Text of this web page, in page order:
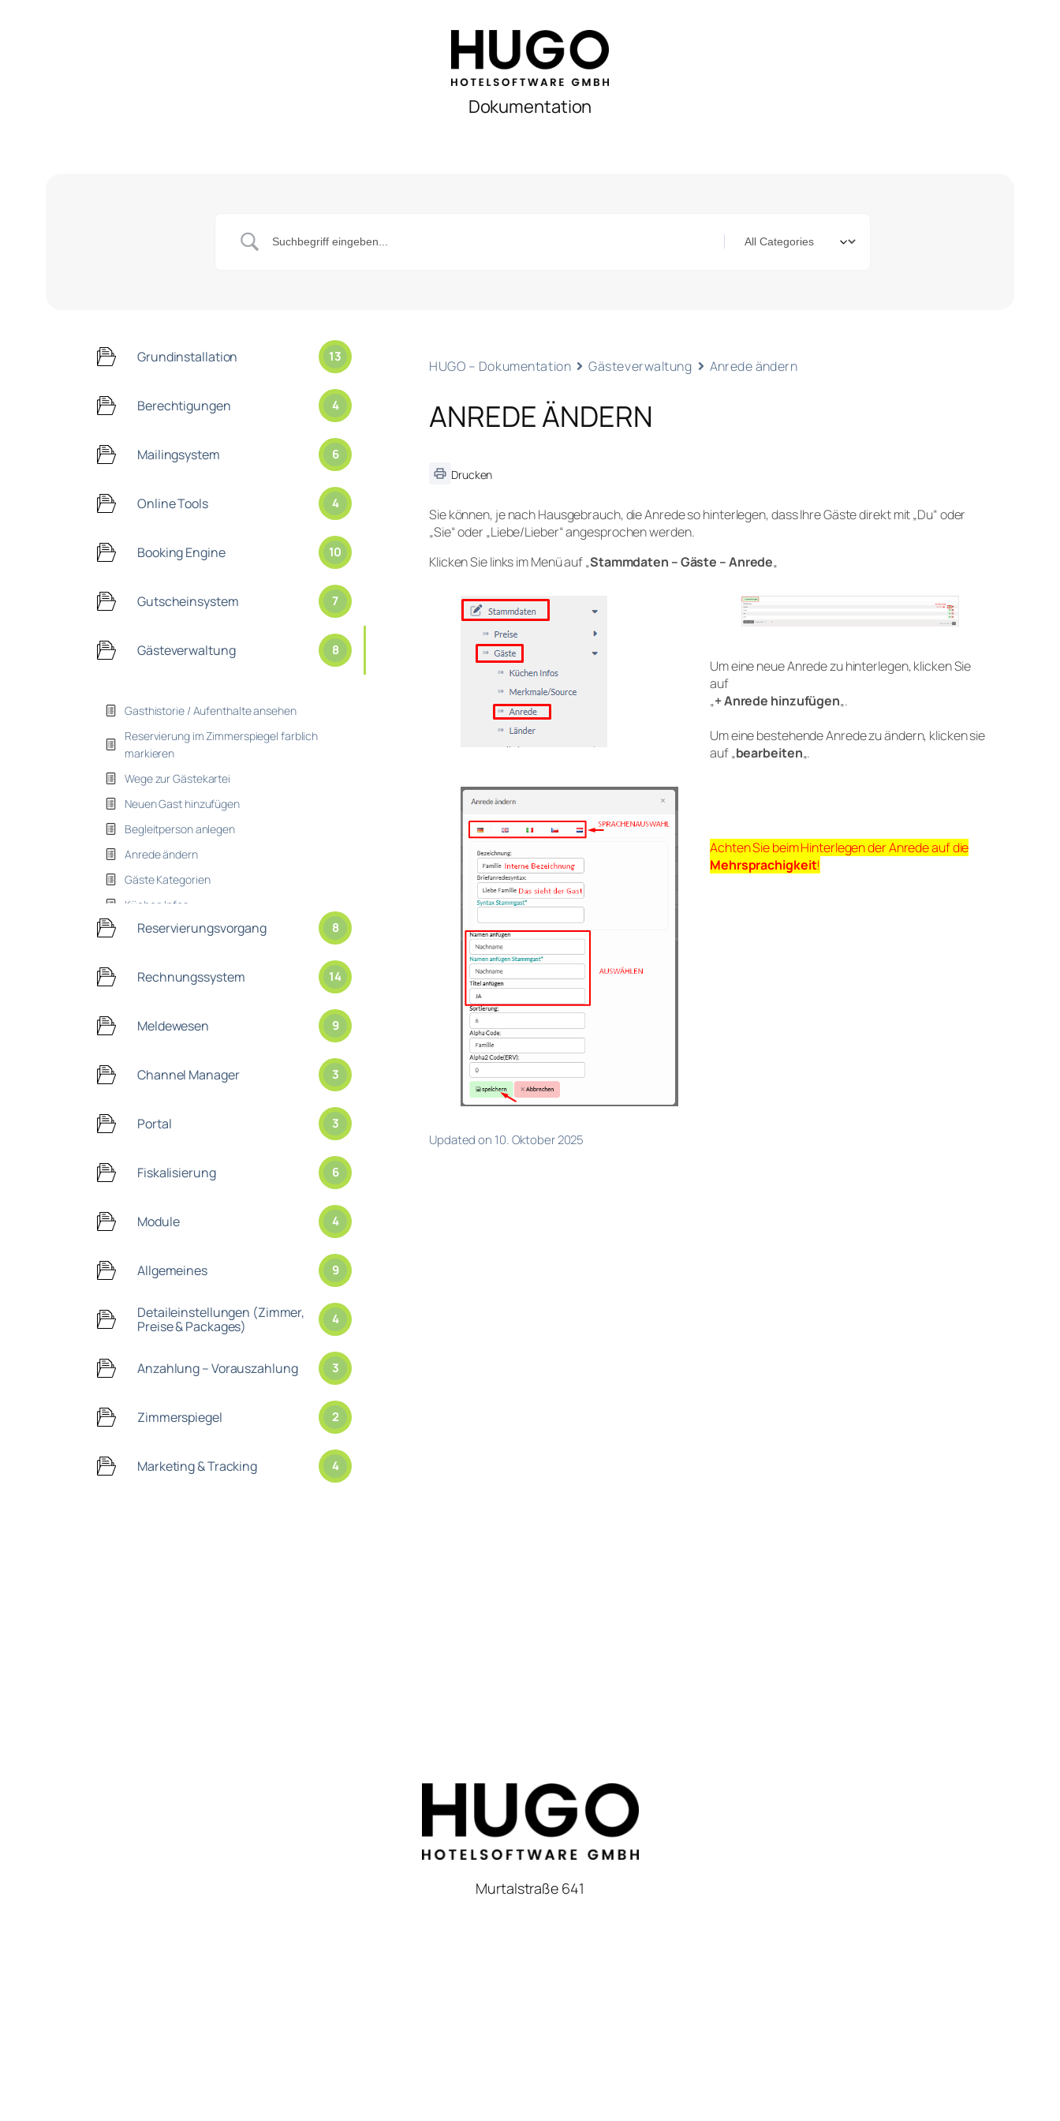
Dokumentation
Grundinstallation 13
Berechtigungen 4
Mailingsystem 6
Online Tools 4
Booking Engine 10
Gutscheinsystem 7
Gästeverwaltung 8
Gasthistorie / Aufenthalte ansehen
Reservierung im Zimmerspiegel farblich
markieren
Wege zur Gästekartei
Neuen Gast hinzufügen
Begleitperson anlegen
Anrede ändern
Gäste Kategorien
Küchen Infos
Reservierungsvorgang 8
Rechnungssystem 14
Meldewesen 9
Channel Manager 3
Portal 3
Fiskalisierung 6
Module 4
Allgemeines 9
Detaileinstellungen (Zimmer,
Preise & Packages)
4
Anzahlung – Vorauszahlung 3
Zimmerspiegel 2
Marketing & Tracking 4
HUGO – Dokumentation Gästeverwaltung Anrede ändern
ANREDE ÄNDERN
Drucken
Sie können, je nach Hausgebrauch, die Anrede so hinterlegen, dass Ihre Gäste direkt mit „Du“ oder
„Sie“ oder „Liebe/Lieber“ angesprochen werden.
Klicken Sie links im Menü auf „Stammdaten – Gäste – Anrede„
Um eine neue Anrede zu hinterlegen, klicken Sie
auf
„+ Anrede hinzufügen„.
Um eine bestehende Anrede zu ändern, klicken sie
auf „bearbeiten„.
Achten Sie beim Hinterlegen der Anrede auf die
Mehrsprachigkeit!
Updated on 10. Oktober 2025
Murtalstraße 641